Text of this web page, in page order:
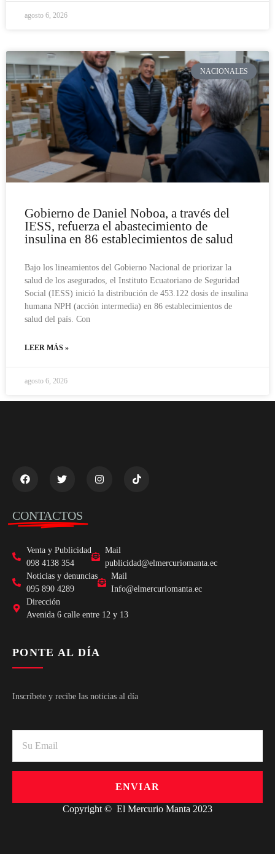
agosto 6, 2026
NACIONALES
Gobierno de Daniel Noboa, a través del
IESS, refuerza el abastecimiento de
insulina en 86 establecimientos de salud
Bajo los lineamientos del Gobierno Nacional de priorizar la
salud de los asegurados, el Instituto Ecuatoriano de Seguridad
Social (IESS) inició la distribución de 453.122 dosis de insulina
humana NPH (acción intermedia) en 86 establecimientos de
salud del país. Con
LEER MÁS »
agosto 6, 2026
CONTACTOS
Venta y Publicidad
098 4138 354
Mail
publicidad@elmercuriomanta.ec
Noticias y denuncias
095 890 4289
Mail
Info@elmercuriomanta.ec
Dirección
Avenida 6 calle entre 12 y 13
PONTE AL DÍA
Inscríbete y recibe las noticias al día
ENVIAR
Copyright © El Mercurio Manta 2023